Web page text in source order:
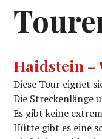
Haidstein –
Diese Tour eignet
Die Streckenlänge
Es gibt keine
Hütte gibt es eine